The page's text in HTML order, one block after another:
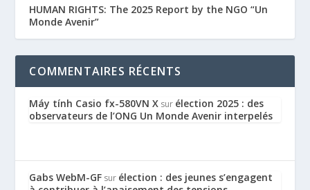
HUMAN RIGHTS: The 2025 Report by the NGO “Un
Monde Avenir”
COMMENTAIRES RÉCENTS
Máy tính Casio fx-580VN X sur élection 2025 : des
observateurs de l’ONG Un Monde Avenir interpelés
Gabs WebM-GF sur élection : des jeunes s’engagent